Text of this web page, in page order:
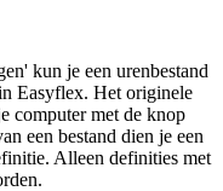
kun je een urenbestand
Easyflex. Het originele
computer met de knop
een bestand dien je een
Alleen definities met